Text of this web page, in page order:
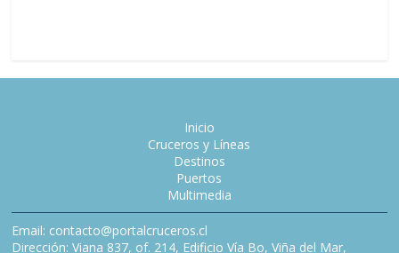
Inicio
Cruceros y Líneas
Destinos
Puertos
Multimedia
Email: contacto@portalcruceros.cl
Dirección: Viana 837, of. 214, Edificio Vía Bo, Viña del Mar,